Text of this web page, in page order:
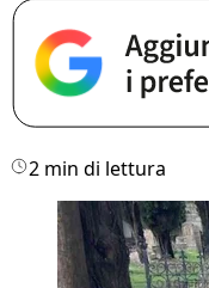
2 min di lettura